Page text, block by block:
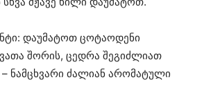
დაუმატოთ ცოტაოდენი
შორის, ცედრა შეგიძლიათ
ნამცხვარი ძალიან არომატული